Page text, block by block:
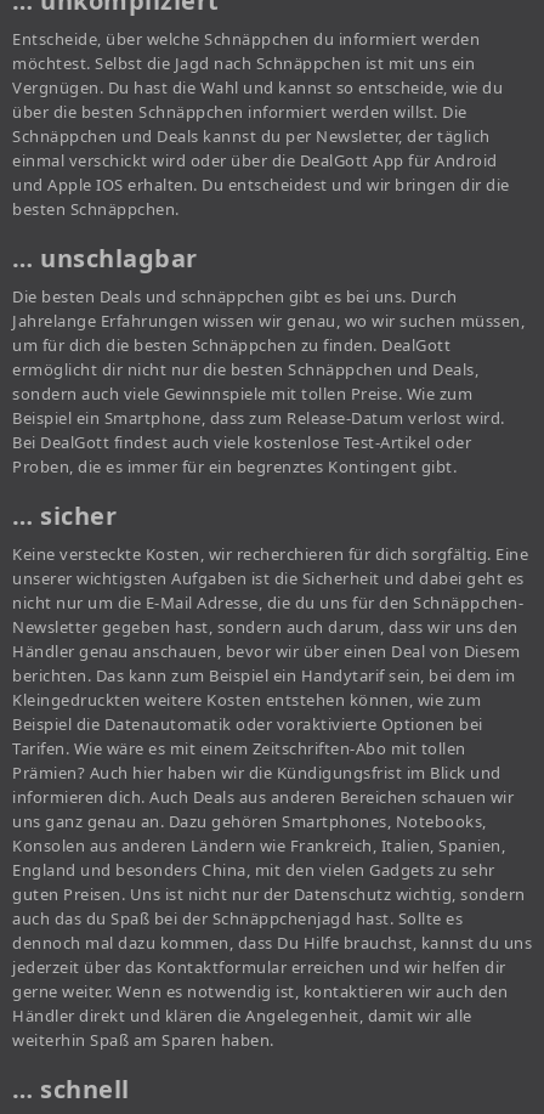
Entscheide, über welche Schnäppchen du informiert werden
möchtest. Selbst die Jagd nach Schnäppchen ist mit uns ein
Vergnügen. Du hast die Wahl und kannst so entscheide, wie du
über die besten Schnäppchen informiert werden willst. Die
Schnäppchen und Deals kannst du per Newsletter, der täglich
einmal verschickt wird oder über die DealGott App für Android
und Apple IOS erhalten. Du entscheidest und wir bringen dir die
besten Schnäppchen.
… unschlagbar
Die besten Deals und schnäppchen gibt es bei uns. Durch
Jahrelange Erfahrungen wissen wir genau, wo wir suchen müssen,
um für dich die besten Schnäppchen zu finden. DealGott
ermöglicht dir nicht nur die besten Schnäppchen und Deals,
sondern auch viele Gewinnspiele mit tollen Preise. Wie zum
Beispiel ein Smartphone, dass zum Release-Datum verlost wird.
Bei DealGott findest auch viele kostenlose Test-Artikel oder
Proben, die es immer für ein begrenztes Kontingent gibt.
… sicher
Keine versteckte Kosten, wir recherchieren für dich sorgfältig. Eine
unserer wichtigsten Aufgaben ist die Sicherheit und dabei geht es
nicht nur um die E-Mail Adresse, die du uns für den Schnäppchen-
Newsletter gegeben hast, sondern auch darum, dass wir uns den
Händler genau anschauen, bevor wir über einen Deal von Diesem
berichten. Das kann zum Beispiel ein Handytarif sein, bei dem im
Kleingedruckten weitere Kosten entstehen können, wie zum
Beispiel die Datenautomatik oder voraktivierte Optionen bei
Tarifen. Wie wäre es mit einem Zeitschriften-Abo mit tollen
Prämien? Auch hier haben wir die Kündigungsfrist im Blick und
informieren dich. Auch Deals aus anderen Bereichen schauen wir
uns ganz genau an. Dazu gehören Smartphones, Notebooks,
Konsolen aus anderen Ländern wie Frankreich, Italien, Spanien,
England und besonders China, mit den vielen Gadgets zu sehr
guten Preisen. Uns ist nicht nur der Datenschutz wichtig, sondern
auch das du Spaß bei der Schnäppchenjagd hast. Sollte es
dennoch mal dazu kommen, dass Du Hilfe brauchst, kannst du uns
jederzeit über das Kontaktformular erreichen und wir helfen dir
gerne weiter. Wenn es notwendig ist, kontaktieren wir auch den
Händler direkt und klären die Angelegenheit, damit wir alle
weiterhin Spaß am Sparen haben.
… schnell